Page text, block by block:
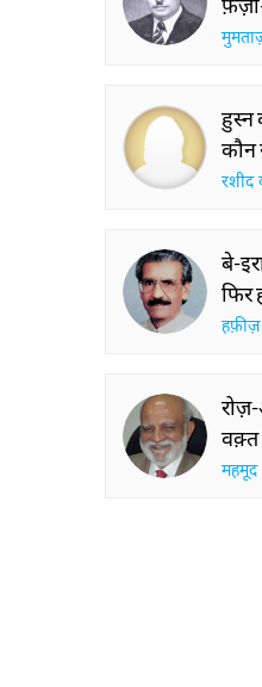
हुस्न
रशीद
बे-
फिर
हफ़ीज़
वक़्त
महमूद